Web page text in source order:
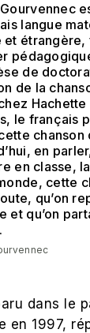
langue
et
de
de la
le français
chanson
en
en classe,
cette
qu’on
et qu’on
dans le
en 1997,